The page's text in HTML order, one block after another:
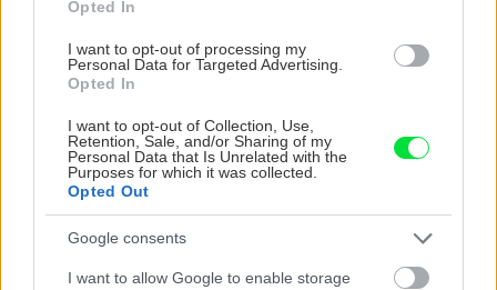
Opted In
I want to opt-out of processing my
Personal Data for Targeted Advertising.
Opted In
I want to opt-out of Collection, Use,
Retention, Sale, and/or Sharing of my
Personal Data that Is Unrelated with the
Purposes for which it was collected.
Opted Out
Google consents
I want to allow Google to enable storage
zhotoviť schody, ktoré by umožňovali
prekonávanie výškového rozdielu terénu.
Zo začiatku po kúpe pozemku vystačíme len s
úpravou terénu a vytvorením nášľapných
plôch, ktoré sa spevňujú drevenou doskou a
železnými tyčami (roxormi) nabitými do zeme.